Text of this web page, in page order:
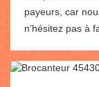
payeurs, car
n’hésitez pas à